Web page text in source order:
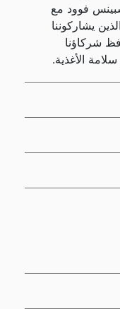
سبينس فوود مع
يشاركوننا
شركاؤنا
الأغذية.